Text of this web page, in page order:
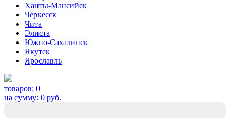
Ханты-Мансийск
Черкесск
Чита
Элиста
Южно-Сахалинск
Якутск
Ярославль
товаров: 0
на сумму: 0 руб.